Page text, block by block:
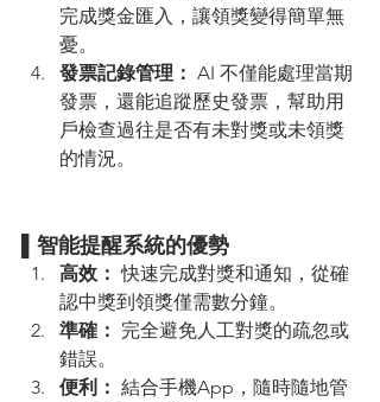
完成獎金匯入，讓領獎變得簡單無
憂。
發票記錄管理： AI 不僅能處理當期
發票，還能追蹤歷史發票，幫助用
戶檢查過往是否有未對獎或未領獎
的情況。
▌智能提醒系統的優勢
高效： 快速完成對獎和通知，從確
認中獎到領獎僅需數分鐘。
準確： 完全避免人工對獎的疏忽或
錯誤。
便利： 結合手機App，隨時隨地管